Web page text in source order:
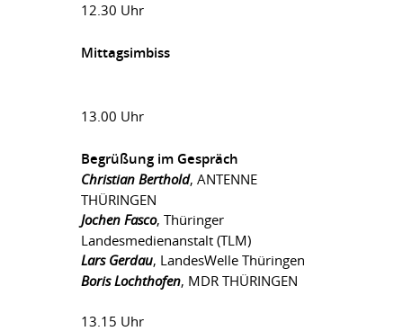
12.30 Uhr
Mittagsimbiss
13.00 Uhr
Begrüßung im Gespräch
Christian Berthold, ANTENNE
THÜRINGEN
Jochen Fasco, Thüringer
Landesmedienanstalt (TLM)
Lars Gerdau, LandesWelle Thüringen
Boris Lochthofen, MDR THÜRINGEN
13.15 Uhr